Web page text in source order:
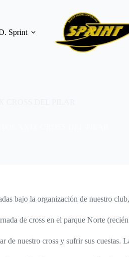
Sprint
bajo la organización de nuestro
de cross en el parque Norte
de nuestro cross y sufrir sus